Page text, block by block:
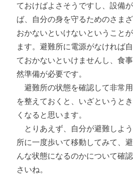
ておけばよさそうですし、設備
ば、自分の身を守るためのさま
おかないといけないということ
ます。避難所に電源がなければ
ておかないといけませんし、食
然準備が必要です。
避難所の状態を確認して非常
を整えておくと、いざというと
くなると思います。
とりあえず、自分が避難しよ
所に一度歩いて移動してみて、
んな状態になるのかについて確
さいね。